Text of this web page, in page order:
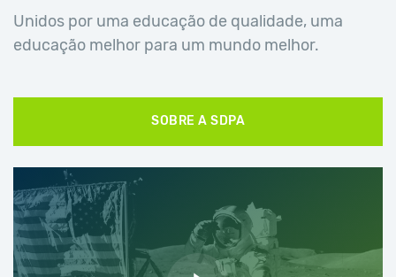
Unidos por uma educação de qualidade, uma
educação melhor para um mundo melhor.
SOBRE A SDPA